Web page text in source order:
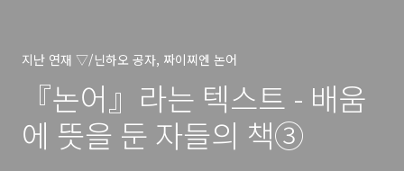
지난 연재 ▽/닌하오 공자, 짜이찌엔 논어
『논어』라는 텍스트 - 배움
에 뜻을 둔 자들의 책③